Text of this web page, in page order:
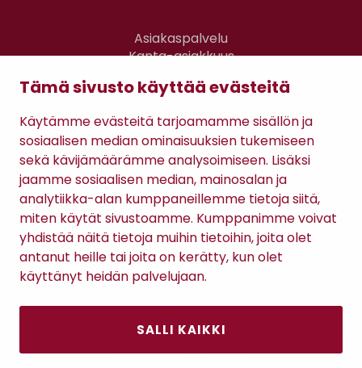
Tämä sivusto käyttää evästeitä
Käytämme evästeitä tarjoamamme sisällön ja
sosiaalisen median ominaisuuksien tukemiseen
sekä kävijämäärämme analysoimiseen. Lisäksi
jaamme sosiaalisen median, mainosalan ja
analytiikka-alan kumppaneillemme tietoja siitä,
miten käytät sivustoamme. Kumppanimme voivat
yhdistää näitä tietoja muihin tietoihin, joita olet
antanut heille tai joita on kerätty, kun olet
käyttänyt heidän palvelujaan.
SALLI KAIKKI
Asiakaspalvelu
Kanta-asiakkuus
Gomee Ratsula Café
Antinkatu 17, 28100 Pori
Sopimusehdot
Tietosuojaseloste
Maksutavat